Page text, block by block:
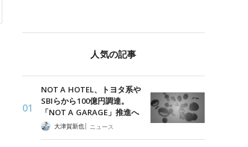
人気の記事
NOT A HOTEL、トヨタ系や
SBIらから100億円調達。
「NOT A GARAGE」推進へ
大津賀新也| ニュース